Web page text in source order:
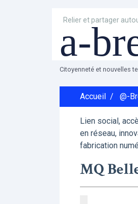
Relier et partager
a-
Citoyenneté et nouvelles
Accueil / @-
Lien social,
en réseau,
fabrication
MQ